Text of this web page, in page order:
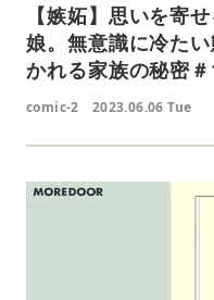
【嫉妬】思いを寄
娘。無意識に冷た
かれる家族の秘密＃
comic-2 2023.06.06 Tue